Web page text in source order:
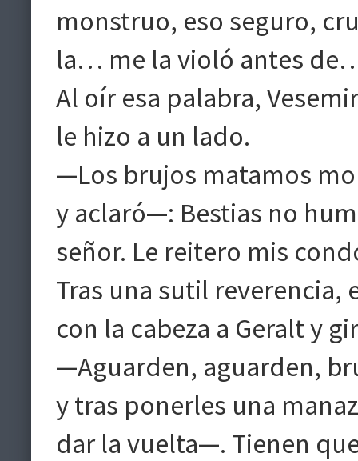
monstruo, eso seguro,
la… me la violó antes
Al oír esa palabra,
le hizo a un lado.
—Los brujos matamos
y aclaró—: Bestias no
señor. Le reitero mis
Tras una sutil
con la cabeza a Geralt y
—Aguarden, aguarden,
y tras ponerles una
dar la vuelta—. Tienen